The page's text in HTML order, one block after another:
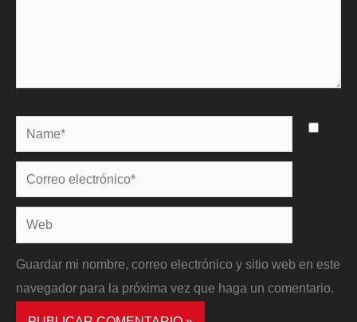
Name*
Correo
electrónico*
Web
Guardar mi nombre, correo electrónico y sitio web en este
navegador para la próxima vez que haga un comentario.